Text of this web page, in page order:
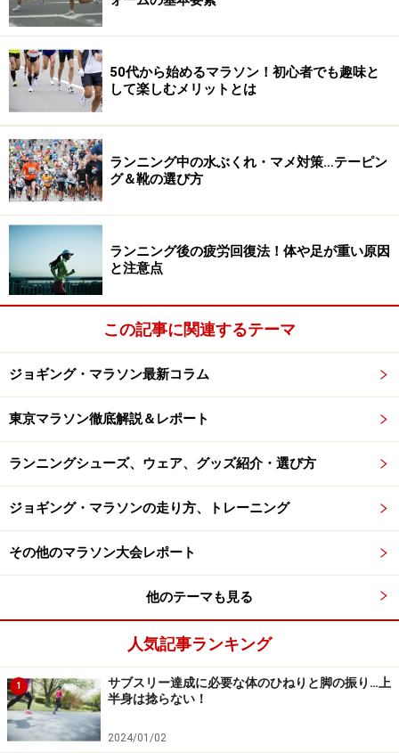
思います。ランナーの立場からいうと、音は本当にやる
気を鼓舞するんです。次回はもっともっと音で景気をつ
けてください。
震えてスタートを待つ皆さん。スタート30分前からシュー
ズはぐちょぐちょ
名古屋から参加のお二人。かぶり物はもちろん金のシャチ
ホコ！
蒸気も一段と白く迫力有り。紙吹雪は花びら型をしている
スタートだ。新宿の高層ビル群の谷間を走り抜ける
50代から始めるマラソン！初心者でも趣味と
して楽しむメリットとは
ランニング中の水ぶくれ・マメ対策…テーピン
グ＆靴の選び方
ランニング後の疲労回復法！体や足が重い原因
と注意点
この記事に関連するテーマ
ジョギング・マラソン最新コラム
東京マラソン徹底解説＆レポート
ランニングシューズ、ウェア、グッズ紹介・選び方
ジョギング・マラソンの走り方、トレーニング
その他のマラソン大会レポート
他のテーマも見る
人気記事ランキング
1
サブスリー達成に必要な体のひねりと脚の振り…上
半身は捻らない！
2024/01/02